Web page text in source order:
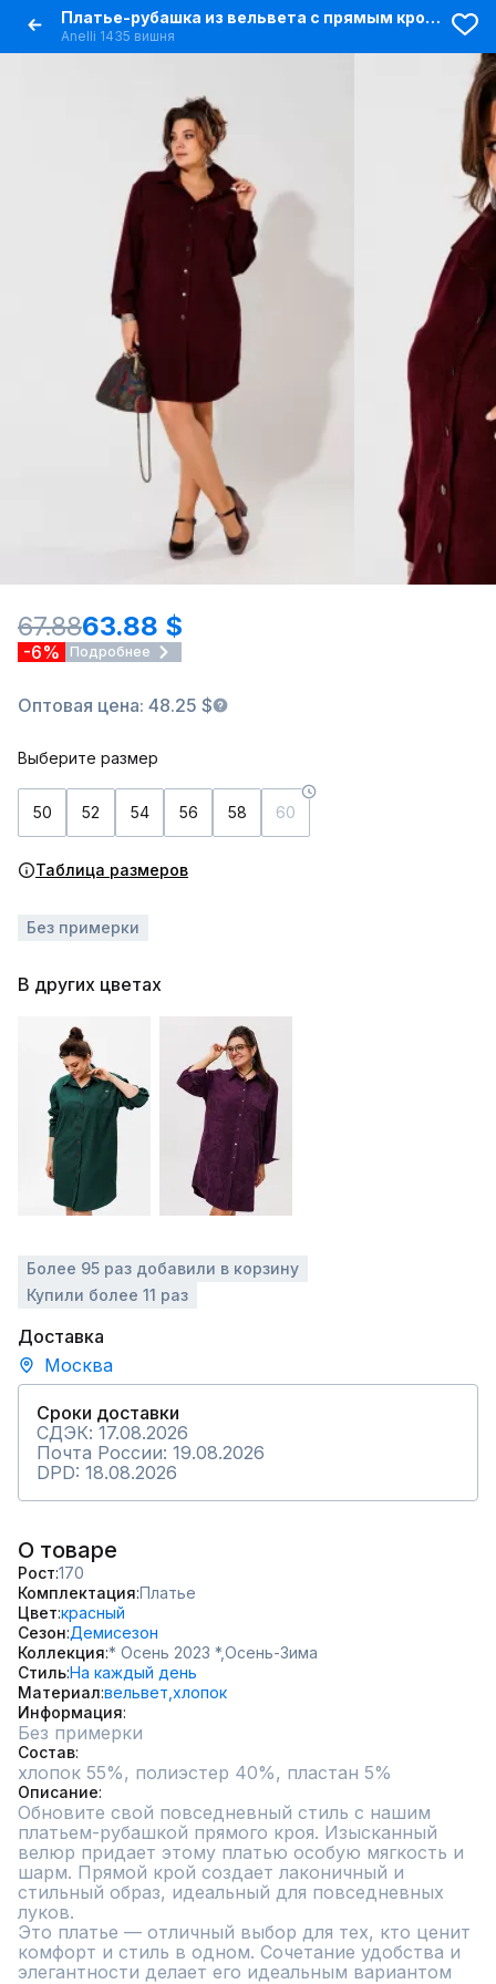
Платье-рубашка из вельвета с прямым кроем для повседневных образов
Anelli 1435 вишня
67.8863.88 $
-6% Подробнее
Оптовая цена: 48.25 $
Выберите размер
50 52 54 56 58 60
Таблица размеров
Без примерки
В других цветах
Более 95 раз добавили в корзину
Купили более 11 раз
Доставка
Москва
Сроки доставки
СДЭК: 17.08.2026
Почта России: 19.08.2026
DPD: 18.08.2026
О товаре
Рост 170
Комплектация Платье
Цвет красный
Сезон Демисезон
Коллекция * Осень 2023 *,Осень-Зима
СтильНа каждый день
Материал вельвет, хлопок
Информация
Без примерки
Состав
хлопок 55%, полиэстер 40%, пластан 5%
Описание
Обновите свой повседневный стиль с нашим
платьем-рубашкой прямого кроя. Изысканный
велюр придает этому платью особую мягкость и
шарм. Прямой крой создает лаконичный и
стильный образ, идеальный для повседневных
луков.
Это платье — отличный выбор для тех, кто ценит
комфорт и стиль в одном. Сочетание удобства и
элегантности делает его идеальным вариантом